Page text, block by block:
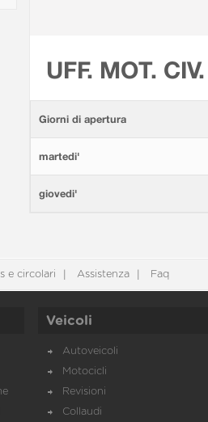
UFF. MOT.
Giorni di apertura
martedi'
giovedi'
e circolari Assistenza Faq
Veicoli
Autoveicoli
Motocicli
Revisioni
Collaudi